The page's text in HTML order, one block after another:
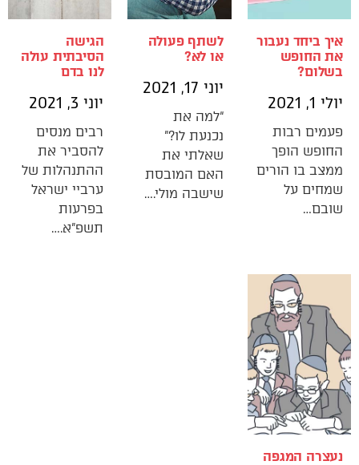
איך ביחד נעבור
את החופש
בשלום?
יולי 1, 2021
פעמים רבות
החופש הופך
ממצב בו הורים
שמחים על
שובם…
לשתף פעולה
או לא?
יוני 17, 2021
“למה את
נכנעת לו?”
שאלתי את
האם המובסת
שישבה מולי.…
הגישה
הסיבתית עולה
לנו בדם
יוני 3, 2021
רבים מנסים
להסביר את
ההתנהלות של
ערביי ישראל
בפרעות
תשפ”א.…
נעצרה המגפה